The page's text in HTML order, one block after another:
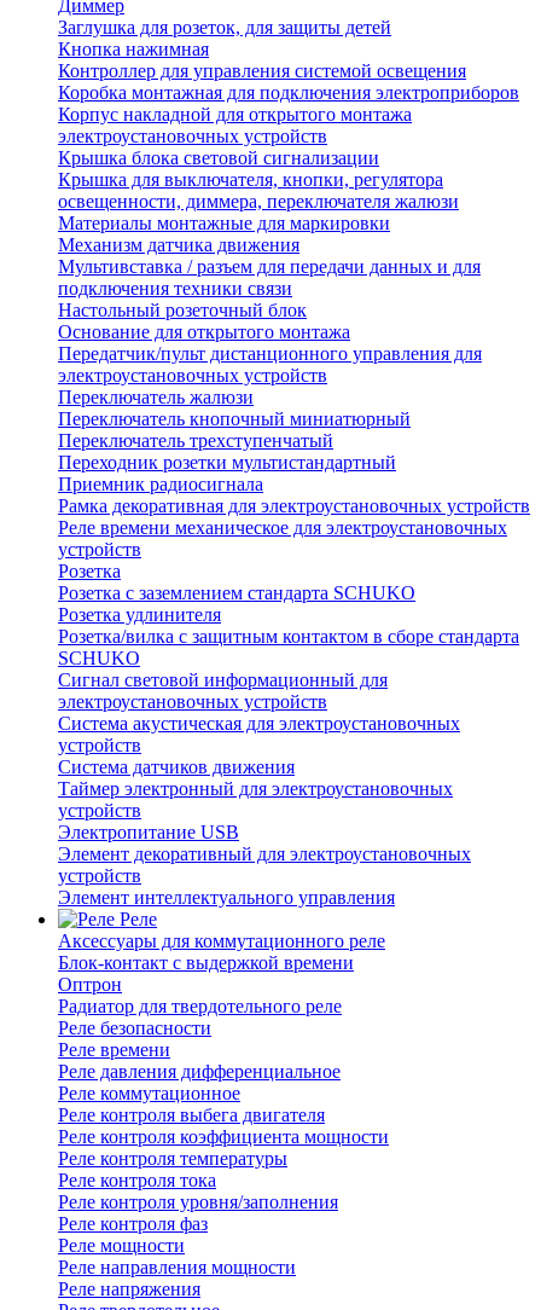
Диммер
Заглушка для розеток, для защиты детей
Кнопка нажимная
Контроллер для управления системой освещения
Коробка монтажная для подключения электроприборов
Корпус накладной для открытого монтажа
электроустановочных устройств
Крышка блока световой сигнализации
Крышка для выключателя, кнопки, регулятора
освещенности, диммера, переключателя жалюзи
Материалы монтажные для маркировки
Механизм датчика движения
Мультивставка / разъем для передачи данных и для
подключения техники связи
Настольный розеточный блок
Основание для открытого монтажа
Передатчик/пульт дистанционного управления для
электроустановочных устройств
Переключатель жалюзи
Переключатель кнопочный миниатюрный
Переключатель трехступенчатый
Переходник розетки мультистандартный
Приемник радиосигнала
Рамка декоративная для электроустановочных устройств
Реле времени механическое для электроустановочных
устройств
Розетка
Розетка с заземлением стандарта SCHUKO
Розетка удлинителя
Розетка/вилка с защитным контактом в сборе стандарта
SCHUKO
Сигнал световой информационный для
электроустановочных устройств
Система акустическая для электроустановочных
устройств
Система датчиков движения
Таймер электронный для электроустановочных
устройств
Электропитание USB
Элемент декоративный для электроустановочных
устройств
Элемент интеллектуального управления
Реле
Аксессуары для коммутационного реле
Блок-контакт с выдержкой времени
Оптрон
Радиатор для твердотельного реле
Реле безопасности
Реле времени
Реле давления дифференциальное
Реле коммутационное
Реле контроля выбега двигателя
Реле контроля коэффициента мощности
Реле контроля температуры
Реле контроля тока
Реле контроля уровня/заполнения
Реле контроля фаз
Реле мощности
Реле направления мощности
Реле напряжения